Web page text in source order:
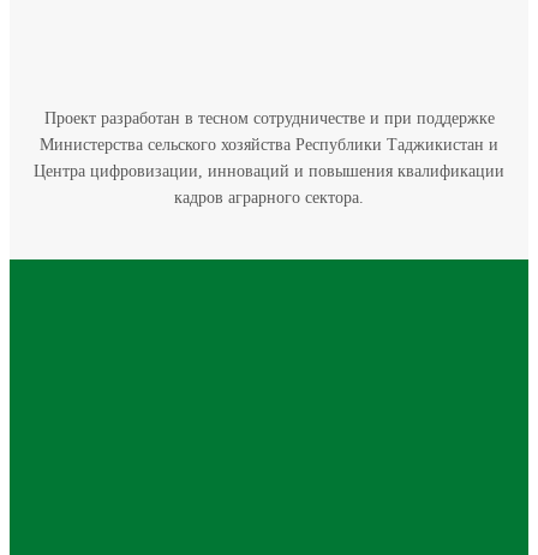
Проект разработан в тесном сотрудничестве и при поддержке
Министерства сельского хозяйства Республики Таджикистан и
Центра цифровизации, инноваций и повышения квалификации
кадров аграрного сектора.